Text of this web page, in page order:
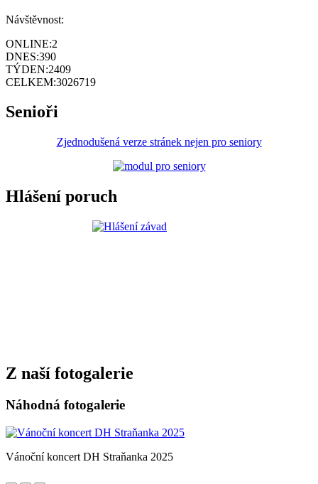
Návštěvnost:
ONLINE:2
DNES:390
TÝDEN:2409
CELKEM:3026719
Senioři
Zjednodušená verze stránek nejen pro seniory
Hlášení poruch
Z naší fotogalerie
Náhodná fotogalerie
Vánoční koncert DH Straňanka 2025